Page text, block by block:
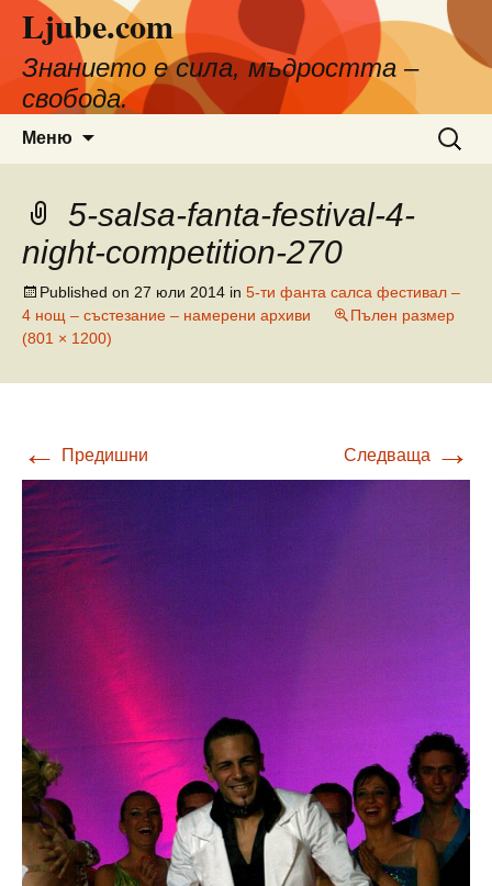
съдържанието
Ljube.com
Знанието е сила, мъдростта –
свобода.
Меню
за:
5-salsa-fanta-festival-4-
night-competition-270
Published on 27 юли 2014 in 5-ти фанта салса фестивал –
4 нощ – състезание – намерени архиви
Пълен размер
(801 × 1200)
← Предишни Следваща →